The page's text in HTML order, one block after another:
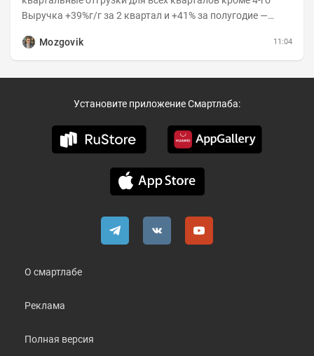
Выручка +39%г/г за 2 квартал и +41% за полугодие —
Mozgovik
11:04
Установите приложение Смартлаба:
О смартлабе
Реклама
Полная версия